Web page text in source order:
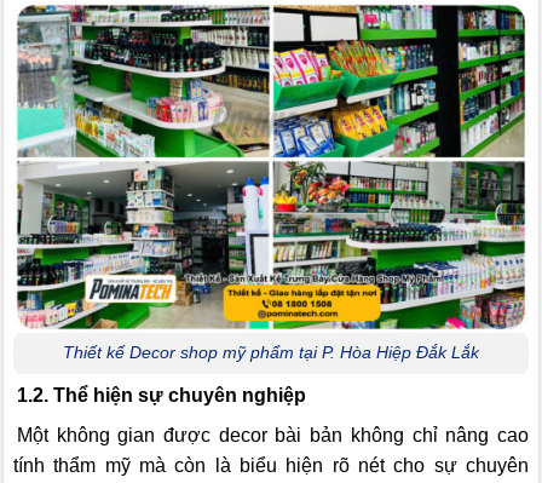
Thiết kế Decor shop mỹ phẩm tại P. Hòa Hiệp Đắk Lắk
1.2. Thể hiện sự chuyên nghiệp
Một không gian được decor bài bản không chỉ nâng cao
tính thẩm mỹ mà còn là biểu hiện rõ nét cho sự chuyên